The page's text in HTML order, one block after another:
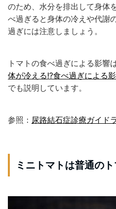
のため、水分を排出して身体
べ過ぎると身体の冷えや代謝
過ぎには注意しましょう。
トマトの食べ過ぎによる影響
体が冷える!?食べ過ぎによる
でも説明しています。
参照： 尿路結石症診療ガイド
ミニトマトは普通の